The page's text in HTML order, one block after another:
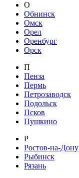
О
Обнинск
Омск
Орел
Оренбург
Орск
П
Пенза
Пермь
Петрозаводск
Подольск
Псков
Пушкино
Р
Ростов-на-Дону
Рыбинск
Рязань